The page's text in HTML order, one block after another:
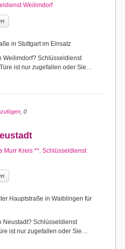
Weilimdorf
in Stuttgart im Einsatz
Weilimdorf? Schlüsseldienst
ist nur zugefallen oder Sie…
, 0
Murr Kreis **, Schlüsseldienst
Hauptstraße in Waiblingen für
Neustadt? Schlüsseldienst
ist nur zugefallen oder Sie…